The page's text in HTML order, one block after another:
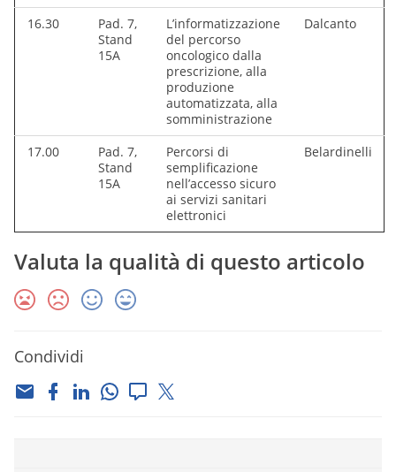
16.30
Pad. 7,
Stand
15A
L’informatizzazione
del percorso
oncologico dalla
prescrizione, alla
produzione
automatizzata, alla
somministrazione
Dalcanto
17.00
Pad. 7,
Stand
15A
Percorsi di
semplificazione
nell’accesso sicuro
ai servizi sanitari
elettronici
Belardinelli
Valuta la qualità di questo articolo
Condividi